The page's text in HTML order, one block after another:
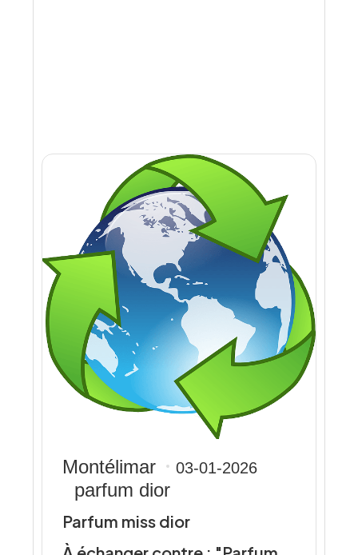
Montélimar 03-01-2026
parfum dior
Parfum miss dior